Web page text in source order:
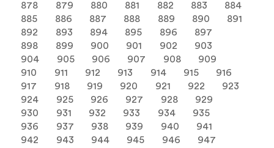
878
879 880 881 882 883
884
885
886 887 888 889 890
891
892
893 894 895 896
897
898
899 900 901 902
903
904
905 906 907 908
909
910
911 912 913 914 915
916
917
918 919 920 921 922
923
924
925 926 927 928
929
930
931 932 933 934
935
936
937 938 939 940
941
942
943 944 945 946
947